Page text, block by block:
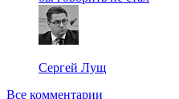
Сергей Лущ
Все комментарии